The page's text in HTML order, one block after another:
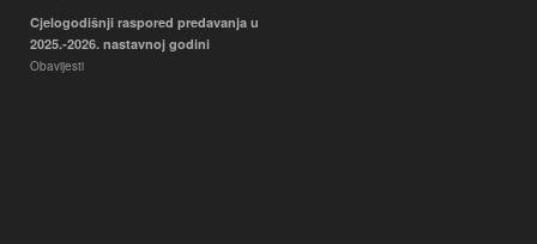
Cjelogodišnji raspored predavanja u
2025.-2026. nastavnoj godini
Obavijesti